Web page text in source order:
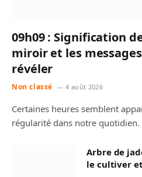
09h09 : Signification
miroir et les
révéler
Non classé 4 août 2026
Certaines heures semblent
régularité dans notre
Arbre de
le cultiver